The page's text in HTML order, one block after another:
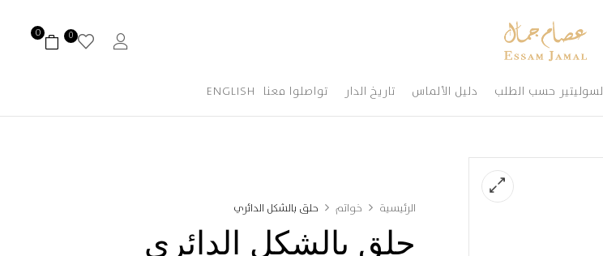
0
0
حسب الطلب دليل الألماس تاريخ الدار تواصلوا معنا ENGLISH
الرئيسية خواتم حلق بالشكل الدائري
حلق بالشكل الدائري